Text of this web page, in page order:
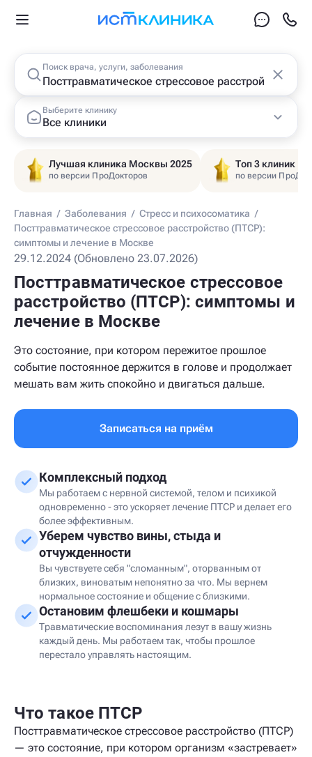
Поиск врача, услуги, заболевания
Выберите клинику
Все клиники
Лучшая клиника Москвы 2025
по версии ПроДокторов
Топ 3 клиник
по версии
Главная / Заболевания / Стресс и психосоматика /
Посттравматическое стрессовое расстройство (ПТСР):
симптомы и лечение в Москве
29.12.2024 (Обновлено 23.07.2026)
Посттравматическое стрессовое
расстройство (ПТСР): симптомы и
лечение в Москве
Это состояние, при котором пережитое прошлое
событие постоянное держится в голове и продолжает
мешать вам жить спокойно и двигаться дальше.
Записаться на приём
Комплексный подход
Мы работаем с нервной системой, телом и психикой
одновременно - это ускоряет лечение ПТСР и делает его
более эффективным.
Уберем чувство вины, стыда и
отчужденности
Вы чувствуете себя "сломанным", оторванным от
близких, виноватым непонятно за что. Мы вернем
нормальное состояние и общение с близкими.
Остановим флешбеки и кошмары
Травматические воспоминания лезут в вашу жизнь
каждый день. Мы работаем так, чтобы прошлое
перестало управлять настоящим.
Что такое ПТСР
Посттравматическое стрессовое расстройство (ПТСР)
— это состояние, при котором организм «застревает»